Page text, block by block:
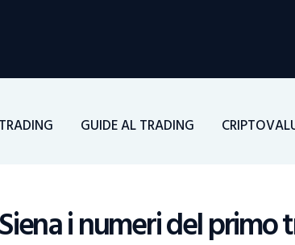
GUIDE AL TRADING
i numeri del primo
Trading